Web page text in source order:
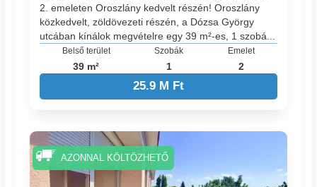
2. emeleten Oroszlány kedvelt részén! Oroszlány
közkedvelt, zöldövezeti részén, a Dózsa György
utcában kínálok megvételre egy 39 m²-es, 1 szobá...
Belső terület
39 m²
Szobák
1
Emelet
2
25.9 M Ft
AZONNAL KÖLTÖZHETŐ